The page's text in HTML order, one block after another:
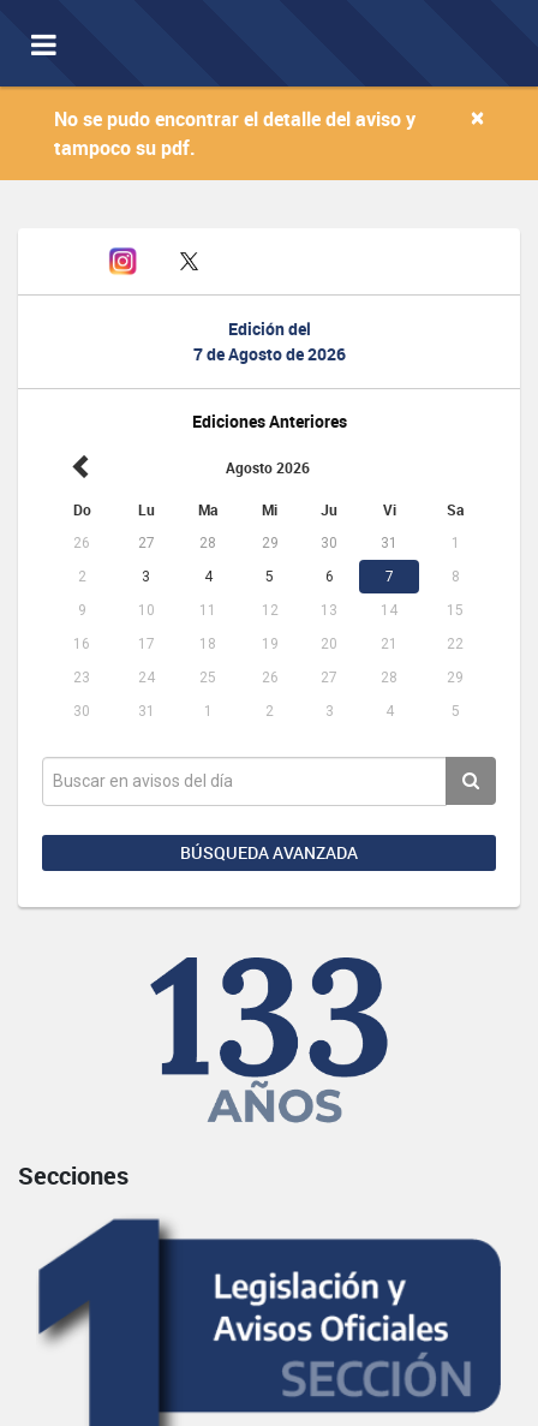
Toggle
navigation
×
No se pudo encontrar el detalle del aviso y
tampoco su pdf.
Edición del
7 de Agosto de 2026
Ediciones Anteriores
Agosto 2026
Do Lu Ma Mi Ju Vi Sa
26 27 28 29 30 31
1
2
3 4 5 6 7
8
9
10 11 12 13 14
15
16
17 18 19 20 21
22
23
24 25 26 27 28
29
30
31 1 2 3 4 5
BÚSQUEDA AVANZADA
Secciones